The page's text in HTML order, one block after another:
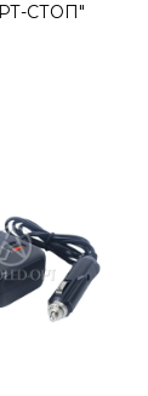
СТОП"